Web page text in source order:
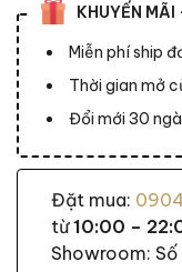
KHUYẾN
Miễn phí ship
Thời gian mở
Đổi mới 30
Đặt mua:
từ10:00 –
Showroom: Số